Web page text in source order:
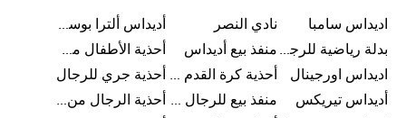
اديداس سامبا نادي النصر
أديداس ألترا بوست
بدلة رياضية للرجال من أديداس منفذ بيع أديداس
أحذية الأطفال من أديداس
اديداس اورجينال
أحذية كرة القدم للرجال من أديداس
أحذية جري للرجال
أديداس تيريكس
منفذ بيع للرجال من أديداس
أحذية الرجال من أديداس